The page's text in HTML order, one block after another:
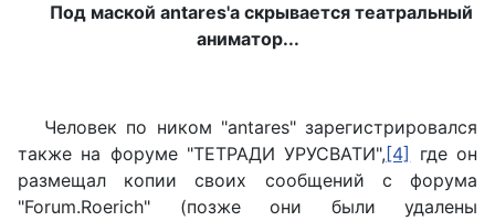
Под маской antares'a скрывается театральный
аниматор...
Человек по ником "antares" зарегистрировался
также на форуме "ТЕТРАДИ УРУСВАТИ", [4]
где он
размещал копии своих сообщений с форума
"Forum.Roerich" (позже они были удалены